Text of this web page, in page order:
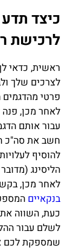
כיצד
לרכישת
ראשית, כדאי
לצרכים שלך
פרטי מהדגמים
לאחר מכן, פנה
עבור אותם
חשב את סה"כ
להוסיף
הליסינג (מדובר ב-10 עד 15% ממחירו בסוף
לאחר מכן,
בנקאיים
כעת, השווה את
לשלם עבור
שמספקת לכם